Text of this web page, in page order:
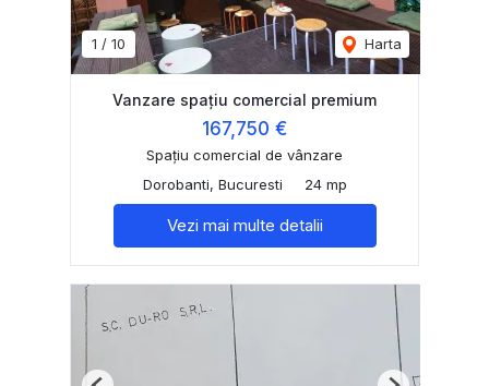
1 / 10 Harta
Vanzare spațiu comercial premium
167,750 €
Spațiu comercial de vânzare
Dorobanti, Bucuresti
24 mp
Vezi mai multe detalii